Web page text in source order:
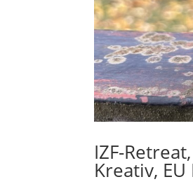
IZF-
Kreativ,